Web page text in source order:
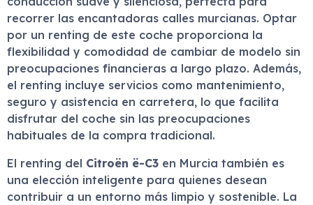
recorrer las encantadoras calles murcianas. Optar
por un renting de este coche proporciona la
flexibilidad y comodidad de cambiar de modelo sin
preocupaciones financieras a largo plazo. Además,
el renting incluye servicios como mantenimiento,
seguro y asistencia en carretera, lo que facilita
disfrutar del coche sin las preocupaciones
habituales de la compra tradicional.
El renting del Citroën ë-C3 en Murcia también es
una elección inteligente para quienes desean
contribuir a un entorno más limpio y sostenible. La